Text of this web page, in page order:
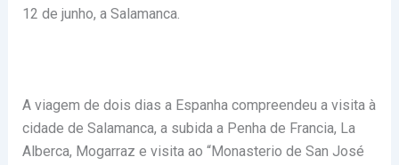
12 de junho, a Salamanca.
A viagem de dois dias a Espanha compreendeu a visita à
cidade de Salamanca, a subida a Penha de Francia, La
Alberca, Mogarraz e visita ao “Monasterio de San José